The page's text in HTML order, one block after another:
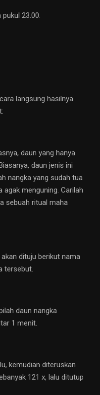
23.00.
langsung hasilnya
daun yang hanya
daun jenis ini
nangka yang sudah tua
menguning. Carilah
sebuah ritual maha
dituju berikut nama
tersebut.
daun nangka
1 menit.
kemudian diteruskan
121 x, lalu ditutup